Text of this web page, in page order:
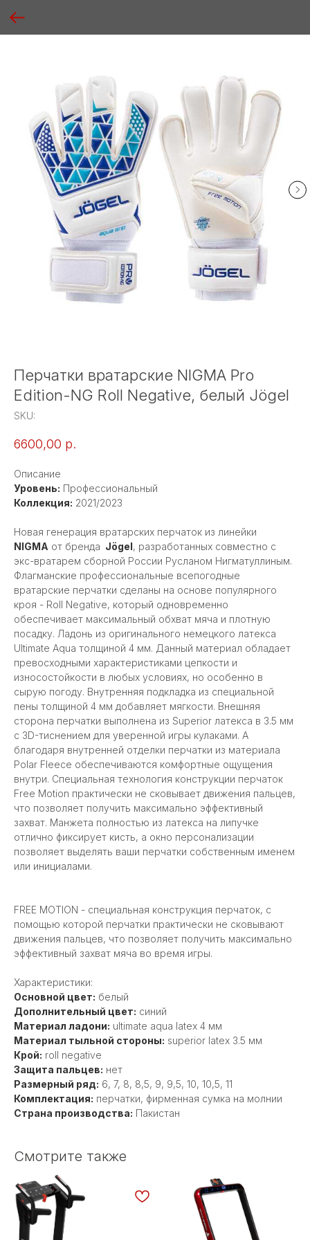
Перчатки вратарские NIGMA Pro
Edition-NG Roll Negative, белый Jögel
SKU:
6600,00 р.
Описание
Уровень: Профессиональный
Коллекция: 2021/2023
Новая генерация вратарских перчаток из линейки
NIGMA от бренда Jögel, разработанных совместно с
экс-вратарем сборной России Русланом Нигматуллиным.
Флагманские профессиональные всепогодные
вратарские перчатки cделаны на основе популярного
кроя - Roll Negative, который одновременно
обеспечивает максимальный обхват мяча и плотную
посадку. Ладонь из оригинального немецкого латекса
Ultimate Aqua толщиной 4 мм. Данный материал обладает
превосходными характеристиками цепкости и
износостойкости в любых условиях, но особенно в
сырую погоду. Внутренняя подкладка из специальной
пены толщиной 4 мм добавляет мягкости. Внешняя
сторона перчатки выполнена из Superior латекса в 3.5 мм
с 3D-тиснением для уверенной игры кулаками. А
благодаря внутренней отделки перчатки из материала
Polar Fleece обеспечиваются комфортные ощущения
внутри. Специальная технология конструкции перчаток
Free Motion практически не сковывает движения пальцев,
что позволяет получить максимально эффективный
захват. Манжета полностью из латекса на липучке
отлично фиксирует кисть, а окно персонализации
позволяет выделять ваши перчатки собственным именем
или инициалами.
FREE MOTION - специальная конструкция перчаток, с
помощью которой перчатки практически не сковывают
движения пальцев, что позволяет получить максимально
эффективный захват мяча во время игры.
Характеристики:
Основной цвет: белый
Дополнительный цвет: синий
Материал ладони: ultimate aqua latex 4 мм
Материал тыльной стороны: superior latex 3.5 мм
Крой: roll negative
Защита пальцев: нет
Размерный ряд: 6, 7, 8, 8,5, 9, 9,5, 10, 10,5, 11
Комплектация: перчатки, фирменная сумка на молнии
Страна производства: Пакистан
Смотрите также